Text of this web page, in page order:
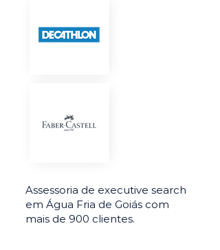
Assessoria de executive search
em Água Fria de Goiás com
mais de 900 clientes.